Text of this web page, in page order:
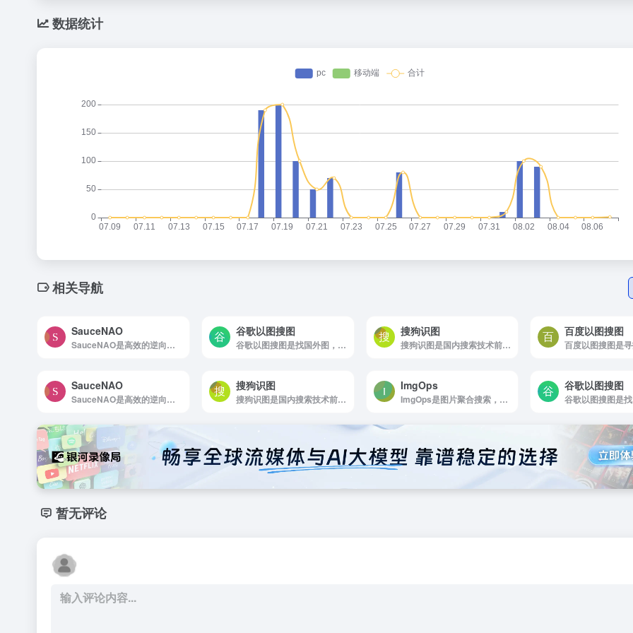
数据统计
相关导航
SauceNAO
SauceNAO是高效的逆向图像搜索引擎，发现图片真实来源
谷歌以图搜图
谷歌以图搜图是找国外图，推荐谷歌以图搜图，识别相似图更精准
搜狗识图
搜狗识图是国内搜索技术前二的图片搜索平台，可以欣赏美图
百度以图搜图
SauceNAO
SauceNAO是高效的逆向图像搜索引擎，发现图片真实来源
搜狗识图
搜狗识图是国内搜索技术前二的图片搜索平台，可以欣赏美图
ImgOps
ImgOps是图片聚合搜索，图片元数据信息工具
谷歌以图搜图
暂无评论